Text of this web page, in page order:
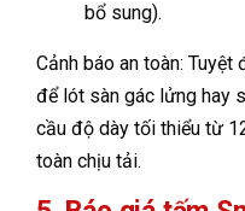
bổ sung).
Cảnh báo an toàn:
để lót sàn gác lửng hay
cầu độ dày tối thiểu từ
toàn chịu tải.